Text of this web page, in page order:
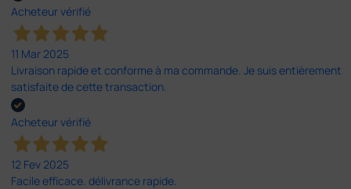
Acheteur vérifié
11 Mar 2025
Livraison rapide et conforme à ma commande. Je suis entièrement
satisfaite de cette transaction.
Acheteur vérifié
12 Fev 2025
Facile efficace. délivrance rapide.